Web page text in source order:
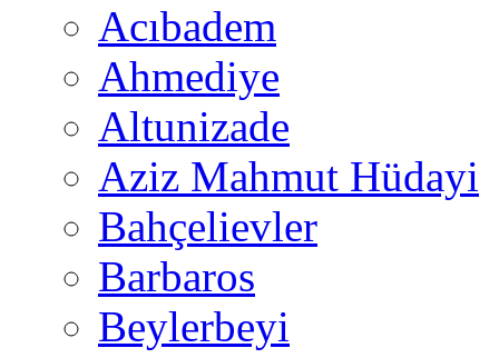
Acıbadem
Ahmediye
Altunizade
Aziz Mahmut Hüdayi
Bahçelievler
Barbaros
Beylerbeyi